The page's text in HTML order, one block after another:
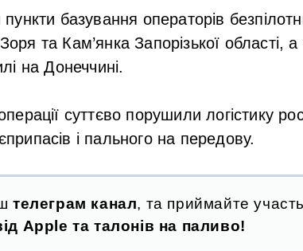
базування операторів
та Кам’янка Запорізької області, а
на Донеччині.
суттєво порушили логістику
і пального на передову.
телеграм канал, та приймайте
Apple та талонів на паливо!